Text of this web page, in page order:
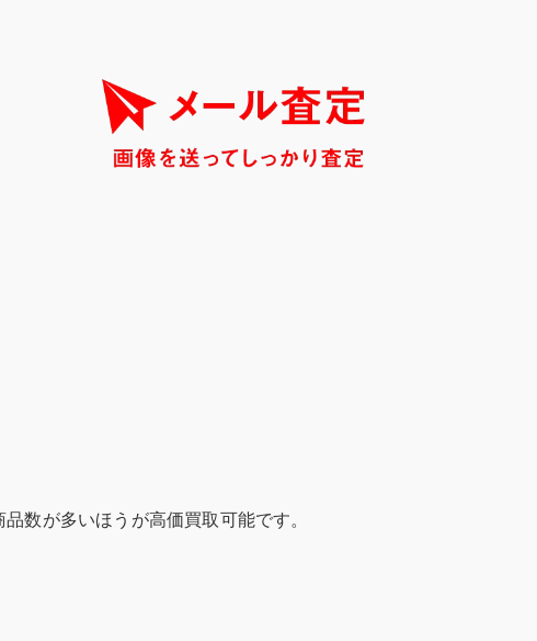
数が多いほうが高価買取可能です。